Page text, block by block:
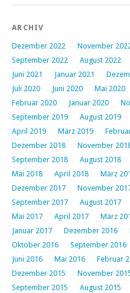
ARCHIV
Dezember 2022 November
September 2022
August 2022
Juni 2021
Januar 2021
Juli 2020
Juni 2020 Mai 2020
Februar 2020
Januar 2020
September 2019
August 2019
April 2019
März 2019
Dezember 2018
November
September 2018
August 2018
Mai 2018
April 2018 März
Dezember 2017
November
September 2017
August 2017
Mai 2017
April 2017 März
Januar 2017
Dezember 2016
Oktober 2016
September 2016
Juni 2016
Mai 2016 Februar
Dezember 2015
November
September 2015
August 2015